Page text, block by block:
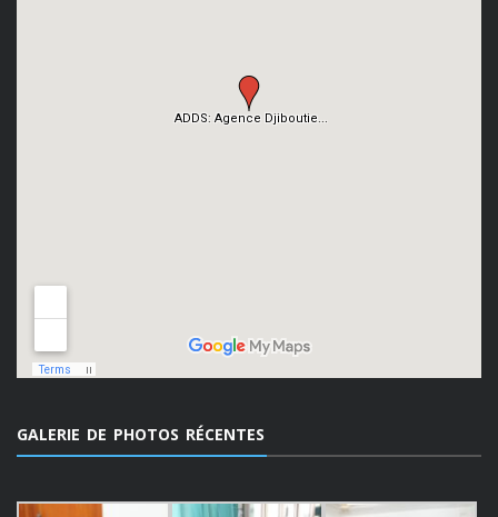
GALERIE DE PHOTOS RÉCENTES